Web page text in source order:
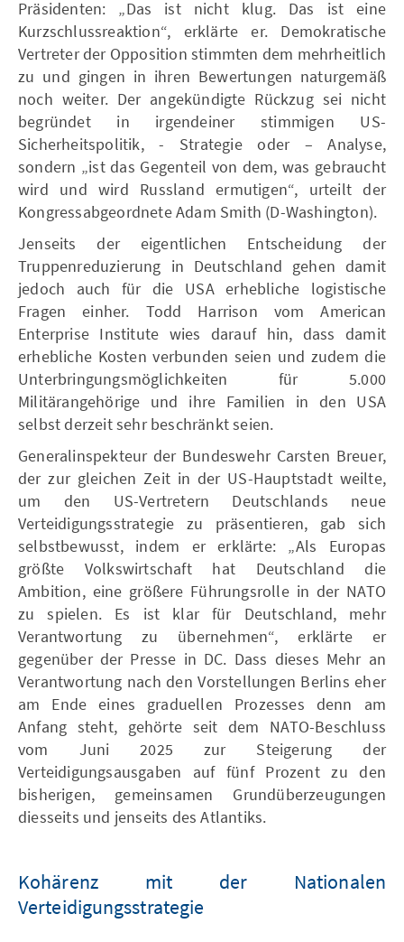
Präsidenten: „Das ist nicht klug. Das ist eine
Kurzschlussreaktion“, erklärte er. Demokratische
Vertreter der Opposition stimmten dem mehrheitlich
zu und gingen in ihren Bewertungen naturgemäß
noch weiter. Der angekündigte Rückzug sei nicht
begründet in irgendeiner stimmigen US-
Sicherheitspolitik, - Strategie oder – Analyse,
sondern „ist das Gegenteil von dem, was gebraucht
wird und wird Russland ermutigen“, urteilt der
Kongressabgeordnete Adam Smith (D-Washington).
Jenseits der eigentlichen Entscheidung der
Truppenreduzierung in Deutschland gehen damit
jedoch auch für die USA erhebliche logistische
Fragen einher. Todd Harrison vom American
Enterprise Institute wies darauf hin, dass damit
erhebliche Kosten verbunden seien und zudem die
Unterbringungsmöglichkeiten für 5.000
Militärangehörige und ihre Familien in den USA
selbst derzeit sehr beschränkt seien.
Generalinspekteur der Bundeswehr Carsten Breuer,
der zur gleichen Zeit in der US-Hauptstadt weilte,
um den US-Vertretern Deutschlands neue
Verteidigungsstrategie zu präsentieren, gab sich
selbstbewusst, indem er erklärte: „Als Europas
größte Volkswirtschaft hat Deutschland die
Ambition, eine größere Führungsrolle in der NATO
zu spielen. Es ist klar für Deutschland, mehr
Verantwortung zu übernehmen“, erklärte er
gegenüber der Presse in DC. Dass dieses Mehr an
Verantwortung nach den Vorstellungen Berlins eher
am Ende eines graduellen Prozesses denn am
Anfang steht, gehörte seit dem NATO-Beschluss
vom Juni 2025 zur Steigerung der
Verteidigungsausgaben auf fünf Prozent zu den
bisherigen, gemeinsamen Grundüberzeugungen
diesseits und jenseits des Atlantiks.
Kohärenz mit der Nationalen
Verteidigungsstrategie